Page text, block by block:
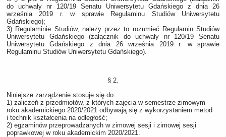
do uchwały nr 120/19 Senatu Uniwersytetu Gdańskiego z dnia 26
września 2019 r. w sprawie Regulaminu Studiów Uniwersytetu
Gdańskiego);
3) Regulaminie Studiów, należy przez to rozumieć Regulamin Studiów
Uniwersytetu Gdańskiego (załącznik do uchwały nr 120/19 Senatu
Uniwersytetu Gdańskiego z dnia 26 września 2019 r. w sprawie
Regulaminu Studiów Uniwersytetu Gdańskiego).
§ 2.
Niniejsze zarządzenie stosuje się do:
1) zaliczeń z przedmiotów, z których zajęcia w semestrze zimowym
roku akademickiego 2020/2021 odbywają się z wykorzystaniem metod
i technik kształcenia na odległość;
2) egzaminów przeprowadzanych w zimowej sesji i zimowej sesji
poprawkowej w roku akademickim 2020/2021.